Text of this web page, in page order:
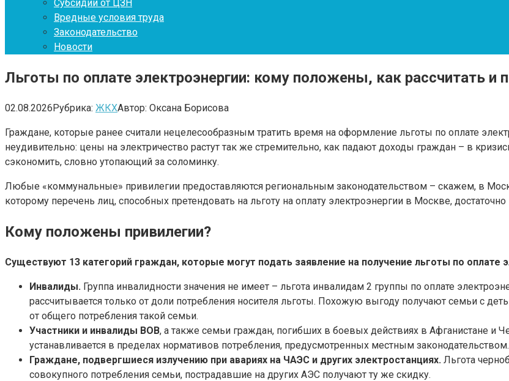
Субсидии от ЦЗН
Вредные условия труда
Законодательство
Новости
Льготы по оплате электроэнергии: кому положены, как рассчитать и
02.08.2026Рубрика: ЖКХАвтор: Оксана Борисова
Граждане, которые ранее считали нецелесообразным тратить время на оформление льготы по оплате
неудивительно: цены на электричество растут так же стремительно, как падают доходы граждан – в
сэкономить, словно утопающий за соломинку.
Любые «коммунальные» привилегии предоставляются региональным законодательством – скажем, в
которому перечень лиц, способных претендовать на льготу на оплату электроэнергии в Москве,
Кому положены привилегии?
Существуют 13 категорий граждан, которые могут подать заявление на получение льготы по оплате
Инвалиды. Группа инвалидности значения не имеет – льгота инвалидам 2 группы по оплате
рассчитывается только от доли потребления носителя льготы. Похожую выгоду получают семьи с
от общего потребления такой семьи.
Участники и инвалиды ВОВ, а также семьи граждан, погибших в боевых действиях в Афганистане и
устанавливается в пределах нормативов потребления, предусмотренных местным законодательством.
Граждане, подвергшиеся излучению при авариях на ЧАЭС и других электростанциях. Льгота
совокупного потребления семьи, пострадавшие на других АЭС получают ту же скидку.